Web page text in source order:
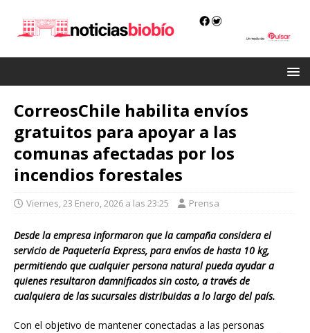
CorreosChile habilita envíos
gratuitos para apoyar a las
comunas afectadas por los
incendios forestales
Viernes, 23 Enero, 2026 a las 23:25 Prensa
Desde la empresa informaron que la campaña considera el
servicio de Paquetería Express, para envíos de hasta 10 kg,
permitiendo que cualquier persona natural pueda ayudar a
quienes resultaron damnificados sin costo, a través de
cualquiera de las sucursales distribuidas a lo largo del país.
Con el objetivo de mantener conectadas a las personas